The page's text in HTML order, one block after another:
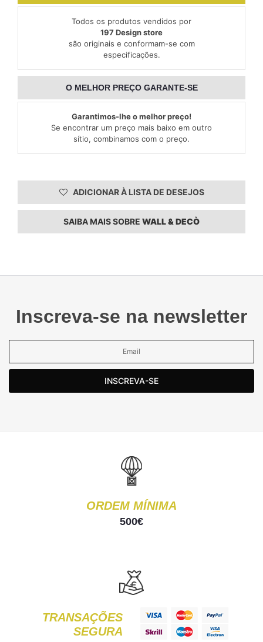
Todos os produtos vendidos por
197 Design store
são originais e conformam-se com
especificações.
O MELHOR PREÇO GARANTE-SE
Garantimos-lhe o melhor preço!
Se encontrar um preço mais baixo em outro
sítio, combinamos com o preço.
ADICIONAR À LISTA DE DESEJOS
SAIBA MAIS SOBRE WALL & DECÒ
Inscreva-se na newsletter
INSCREVA-SE
ORDEM MÍNIMA
500€
TRANSAÇÕES
SEGURA